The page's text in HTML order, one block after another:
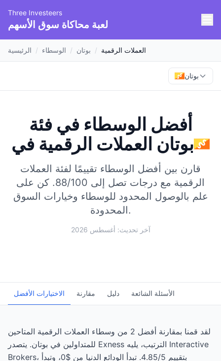
Three Investeers
لعبة محاكاة سوق الأسهم
الرئيسية / الوسطاء / بوتان / العملات الرقمية
بوتان
أفضل الوسطاء في فئة
العملات الرقمية بوتان
قارن بين أفضل الوسطاء تقييمًا لفئة العملات
الرقمية مع درجات تصل إلى 88/100.
كن على
علم بالوصول المحدود للوسطاء وخيارات السوق
المحدودة.
آخر تحديث: أغسطس 2026
الاختيارات الأفضل مقارنة دليل الأسئلة الشائعة
لقد قمنا بمقارنة أفضل 2 من وسطاء العملات الرقمية المتاحين
للمتداولين في بوتان. يتصدر Exness الترتيب، يليه Interactive
Brokers، بتقييم 4.85/5. تبدأ الودائع الدنيا من $0، وتبدأ